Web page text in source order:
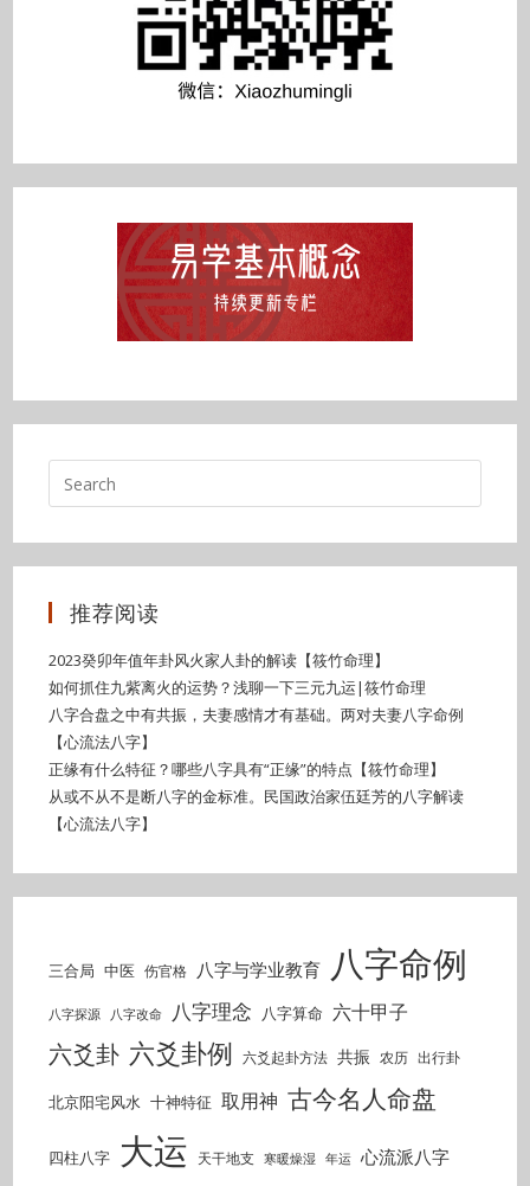
推荐阅读
2023癸卯年值年卦风火家人卦的解读【筱竹命理】
如何抓住九紫离火的运势？浅聊一下三元九运|筱竹命理
八字合盘之中有共振，夫妻感情才有基础。两对夫妻八字命例
【心流法八字】
正缘有什么特征？哪些八字具有“正缘”的特点【筱竹命理】
从或不从不是断八字的金标准。民国政治家伍廷芳的八字解读
【心流法八字】
三合局 中医 伤官格 八字与学业教育 八字命例
八字探源 八字改命 八字理念 八字算命 六十甲子
六爻卦 六爻卦例 六爻起卦方法 共振 农历 出行卦
北京阳宅风水 十神特征 取用神 古今名人命盘
四柱八字 大运 天干地支 寒暖燥湿 年运 心流派八字